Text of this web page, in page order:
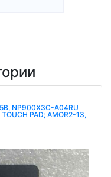
NP900X3C-A04RU
PAD; AMOR2-13,